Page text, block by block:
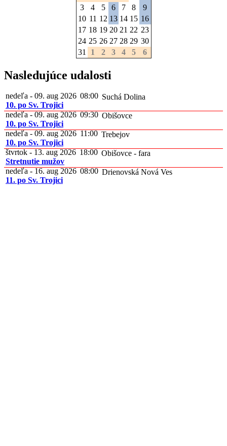
3
4 5 6 7 8
9
10 11 12 13 14 15 16
17 18 19 20 21 22 23
24 25 26 27 28 29 30
31
1 2 3 4 5 6
Nasledujúce udalosti
nedeľa - 09. aug 2026 08:00 Suchá Dolina
10. po Sv. Trojici
nedeľa - 09. aug 2026 09:30 Obišovce
10. po Sv. Trojici
nedeľa - 09. aug 2026 11:00 Trebejov
10. po Sv. Trojici
štvrtok - 13. aug 2026 18:00 Obišovce - fara
Stretnutie mužov
nedeľa - 16. aug 2026 08:00 Drienovská Nová Ves
11. po Sv. Trojici